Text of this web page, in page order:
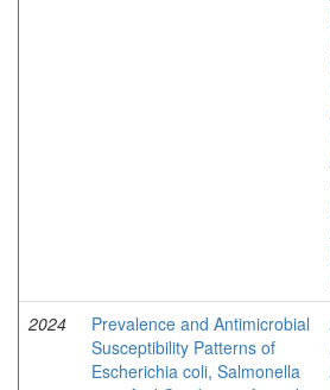
2024
Prevalence and Antimicrobial
Susceptibility Patterns of
Escherichia coli, Salmonella